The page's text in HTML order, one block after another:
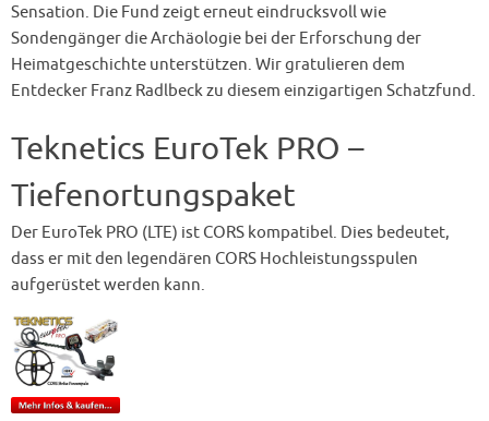
Sensation. Die Fund zeigt erneut eindrucksvoll wie
Sondengänger die Archäologie bei der Erforschung der
Heimatgeschichte unterstützen. Wir gratulieren dem
Entdecker Franz Radlbeck zu diesem einzigartigen Schatzfund.
Teknetics EuroTek PRO –
Tiefenortungspaket
Der EuroTek PRO (LTE) ist CORS kompatibel. Dies bedeutet,
dass er mit den legendären CORS Hochleistungsspulen
aufgerüstet werden kann.